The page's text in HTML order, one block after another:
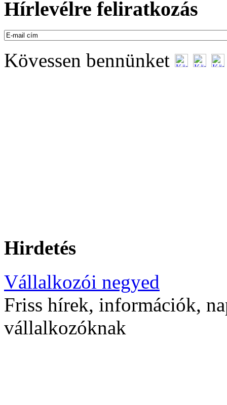
Hírlevélre feliratkozás
Kövessen bennünket
Hirdetés
Vállalkozói negyed
Friss hírek, információk,
vállalkozóknak